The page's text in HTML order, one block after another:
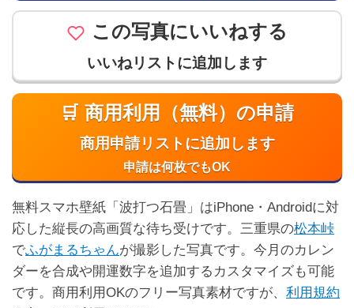
この写真にいいねする
いいねリストに追加します
🛒 商用利用（無料）の申請
商用申請リストに追加します
申請は何枚でもOK
無料スマホ壁紙「波打つ石畳」はiPhone・Androidに対
応した縦長の高画質な待ち受けです。三重県の松本峠
でふがまるちゃんが撮影した写真です。今月のカレン
ダーを合成や開運数字を追加するカスタマイズも可能
です。商用利用OKのフリー写真素材ですが、 利用規約